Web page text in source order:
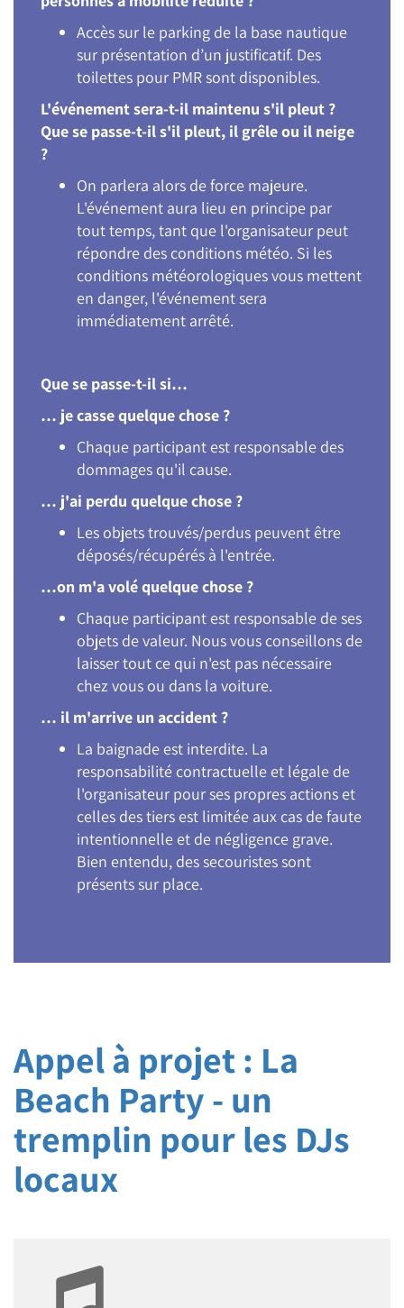
Accès sur le parking de la base nautique
sur présentation d’un justificatif. Des
toilettes pour PMR sont disponibles.
L'événement sera-t-il maintenu s'il pleut ?
Que se passe-t-il s'il pleut, il grêle ou il neige
?
On parlera alors de force majeure.
L'événement aura lieu en principe par
tout temps, tant que l'organisateur peut
répondre des conditions météo. Si les
conditions météorologiques vous mettent
en danger, l'événement sera
immédiatement arrêté.
Que se passe-t-il si…
… je casse quelque chose ?
Chaque participant est responsable des
dommages qu'il cause.
… j'ai perdu quelque chose ?
Les objets trouvés/perdus peuvent être
déposés/récupérés à l'entrée.
…on m'a volé quelque chose ?
Chaque participant est responsable de ses
objets de valeur. Nous vous conseillons de
laisser tout ce qui n'est pas nécessaire
chez vous ou dans la voiture.
… il m'arrive un accident ?
La baignade est interdite. La
responsabilité contractuelle et légale de
l'organisateur pour ses propres actions et
celles des tiers est limitée aux cas de faute
intentionnelle et de négligence grave.
Bien entendu, des secouristes sont
présents sur place.
Appel à projet : La
Beach Party - un
tremplin pour les DJs
locaux